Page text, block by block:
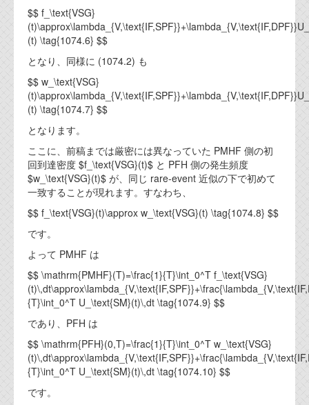
$$ f_\text{VSG}
(t) \tag{1074.6} $$
となり、同様に (1074.2) も
$$ w_\text{VSG}
(t) \tag{1074.7} $$
となります。
ここに、前稿までは厳密には異なっていた PMHF 側の初
回到達密度 $f_\text{VSG}(t)$ と PFH 側の発生頻度
$w_\text{VSG}(t)$ が、同じ rare-event 近似の下で初めて
一致することが現れます。すなわち、
$$ f_\text{VSG}(t)\approx w_\text{VSG}(t) \tag{1074.8} $$
です。
よって PMHF は
$$ \mathrm{PMHF}(T)=\frac{1}{T}\int_0^T f_\text{VSG}
{T}\int_0^T U_\text{SM}(t)\,dt \tag{1074.9} $$
であり、PFH は
$$ \mathrm{PFH}(0,T)=\frac{1}{T}\int_0^T w_\text{VSG}
{T}\int_0^T U_\text{SM}(t)\,dt \tag{1074.10} $$
です。